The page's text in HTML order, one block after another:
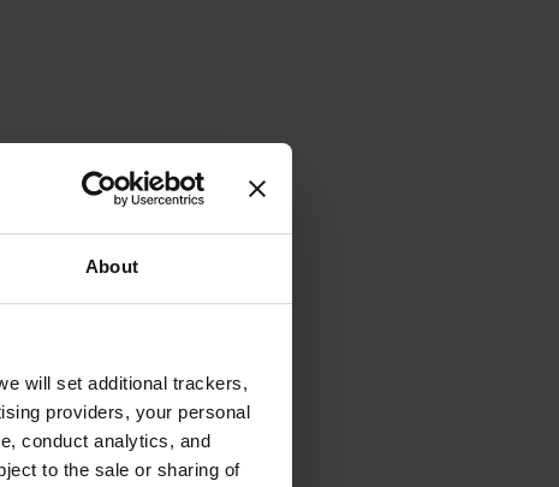
About
will set additional trackers,
providers, your personal
conduct analytics, and
to the sale or sharing of